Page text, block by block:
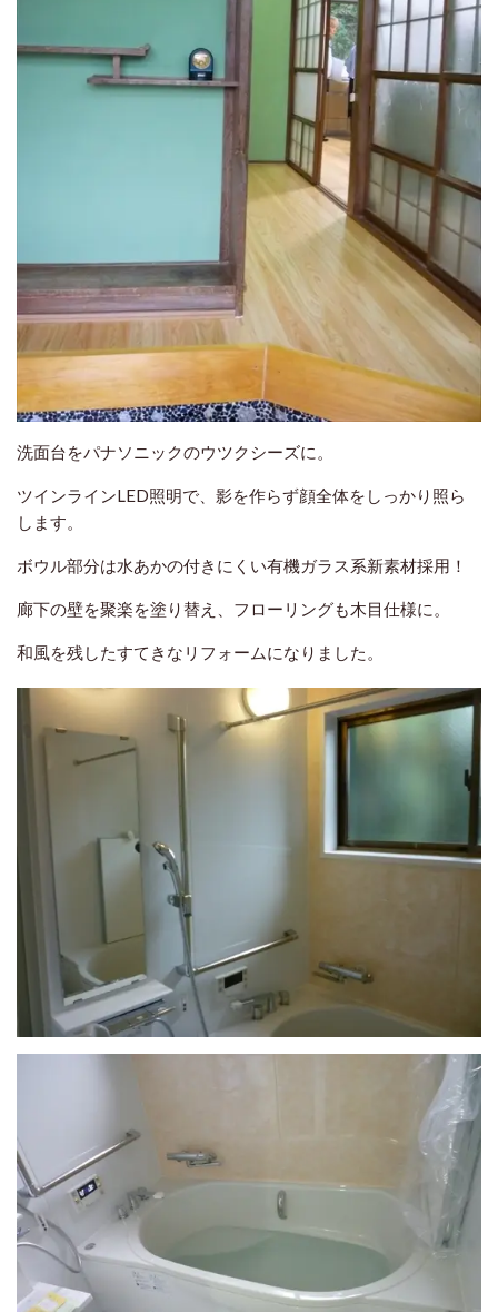
洗面台をパナソニックのウツクシーズに。
ツインラインLED照明で、影を作らず顔全体をしっかり照ら
します。
ボウル部分は水あかの付きにくい有機ガラス系新素材採用！
廊下の壁を聚楽を塗り替え、フローリングも木目仕様に。
和風を残したすてきなリフォームになりました。